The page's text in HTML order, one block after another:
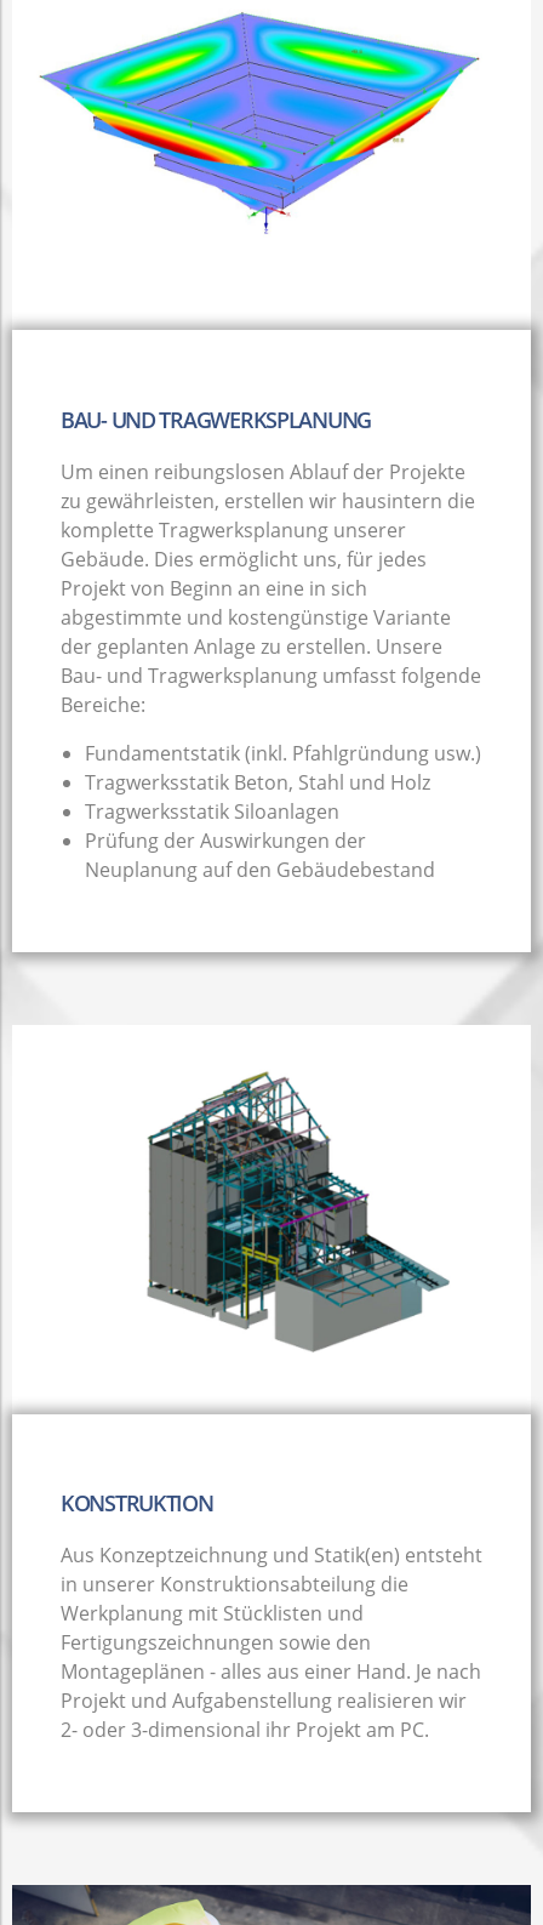
BAU- UND TRAGWERKSPLANUNG
Um einen reibungslosen Ablauf der Projekte
zu gewährleisten, erstellen wir hausintern die
komplette Tragwerksplanung unserer
Gebäude. Dies ermöglicht uns, für jedes
Projekt von Beginn an eine in sich
abgestimmte und kostengünstige Variante
der geplanten Anlage zu erstellen. Unsere
Bau- und Tragwerksplanung umfasst folgende
Bereiche:
Fundamentstatik (inkl. Pfahlgründung usw.)
Tragwerksstatik Beton, Stahl und Holz
Tragwerksstatik Siloanlagen
Prüfung der Auswirkungen der
Neuplanung auf den Gebäudebestand
KONSTRUKTION
Aus Konzeptzeichnung und Statik(en) entsteht
in unserer Konstruktionsabteilung die
Werkplanung mit Stücklisten und
Fertigungszeichnungen sowie den
Montageplänen - alles aus einer Hand. Je nach
Projekt und Aufgabenstellung realisieren wir
2- oder 3-dimensional ihr Projekt am PC.